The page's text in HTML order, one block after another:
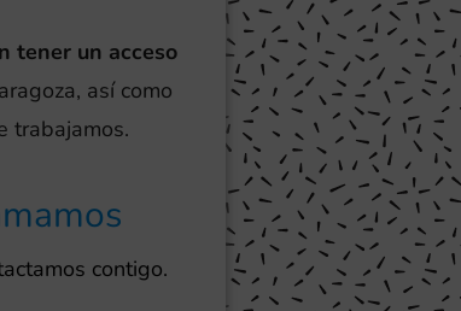
tener un acceso
así como
trabajamos.
contigo.